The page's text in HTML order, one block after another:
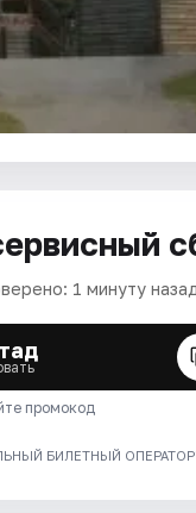
1 минуту
промокод
БИЛЕТНЫЙ ОПЕРАТОР",